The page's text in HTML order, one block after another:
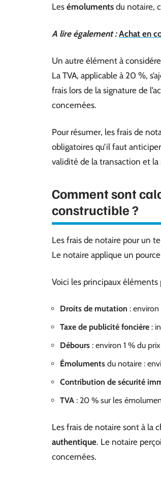
Les émoluments du notaire,
A lire également : Achat en
Un autre élément à
La TVA, applicable à 20 %,
frais lors de la signature de
concernées.
Pour résumer, les frais de
obligatoires qu’il faut
validité de la transaction et la
Comment sont
constructible ?
Les frais de notaire pour un
Le notaire applique un
Voici les principaux
Droits de mutation :
Taxe de publicité foncière :
Débours : environ 1 % du
Émoluments du notaire :
Contribution de sécurité
TVA : 20 % sur les
Les frais de notaire sont à la
authentique. Le notaire
concernées.